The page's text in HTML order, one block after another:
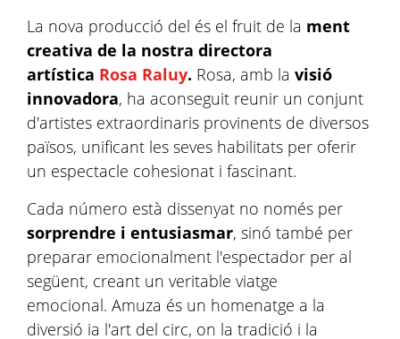
La nova producció del és el fruit de la ment
creativa de la nostra directora
artística Rosa Raluy. Rosa, amb la visió
innovadora, ha aconseguit reunir un conjunt
d'artistes extraordinaris provinents de diversos
països, unificant les seves habilitats per oferir
un espectacle cohesionat i fascinant.
Cada número està dissenyat no només per
sorprendre i entusiasmar, sinó també per
preparar emocionalment l'espectador per al
següent, creant un veritable viatge
emocional. Amuza és un homenatge a la
diversió ia l'art del circ, on la tradició i la